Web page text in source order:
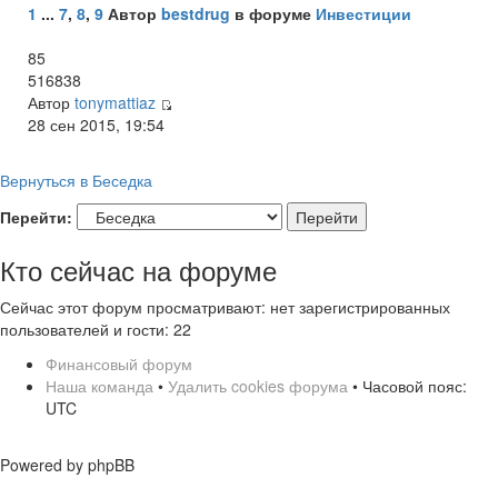
1 ... 7, 8, 9 Автор bestdrug в форуме Инвестиции
85
516838
Автор tonymattiaz
28 сен 2015, 19:54
Вернуться в Беседка
Перейти:
Кто сейчас на форуме
Сейчас этот форум просматривают: нет зарегистрированных
пользователей и гости: 22
Финансовый форум
Наша команда • Удалить cookies форума • Часовой пояс:
UTC
Powered by phpBB